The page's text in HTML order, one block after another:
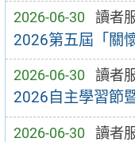
2026-06-30 讀者
2026第五屆「關
2026-06-30 讀者
2026自主學習節
2026-06-30 讀者